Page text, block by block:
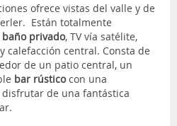
ofrece vistas del valle y de
Están totalmente
baño privado, TV vía satélite,
calefacción central. Consta de
de un patio central, un
bar rústicocon una
de una fantástica